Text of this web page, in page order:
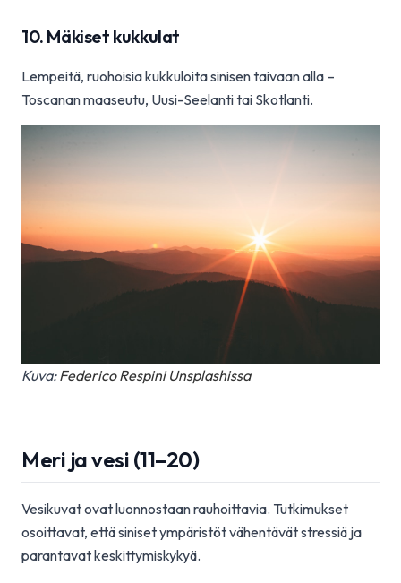
10. Mäkiset kukkulat
Lempeitä, ruohoisia kukkuloita sinisen taivaan alla –
Toscanan maaseutu, Uusi-Seelanti tai Skotlanti.
Kuva:Federico Respini Unsplashissa
Meri ja vesi (11–20)
Vesikuvat ovat luonnostaan rauhoittavia. Tutkimukset
osoittavat, että siniset ympäristöt vähentävät stressiä ja
parantavat keskittymiskykyä.